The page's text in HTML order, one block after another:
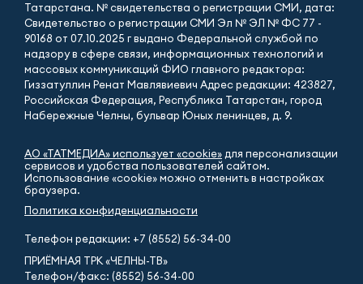
Татарстана. № свидетельства о регистрации СМИ, дата:
Свидетельство о регистрации СМИ Эл № ЭЛ № ФС 77 -
90168 от 07.10.2025 г выдано Федеральной службой по
надзору в сфере связи, информационных технологий и
массовых коммуникаций ФИО главного редактора:
Гиззатуллин Ренат Мавлявиевич Адрес редакции: 423827,
Российская Федерация, Республика Татарстан, город
Набережные Челны, бульвар Юных ленинцев, д. 9.
АО «ТАТМЕДИА» использует «cookie»для персонализации
сервисов и удобства пользователей сайтом.
Использование «cookie» можно отменить в настройках
браузера.
Политика конфиденциальности
Телефон редакции: +7 (8552) 56-34-00
ПРИЁМНАЯ ТРК «ЧЕЛНЫ-ТВ»
Телефон/факс: (8552) 56-34-00